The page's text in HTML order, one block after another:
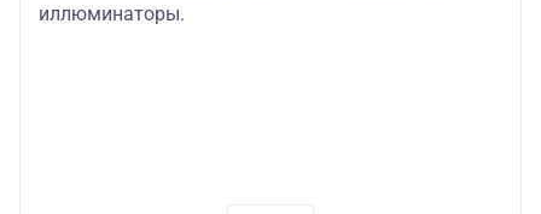
иллюминаторы.